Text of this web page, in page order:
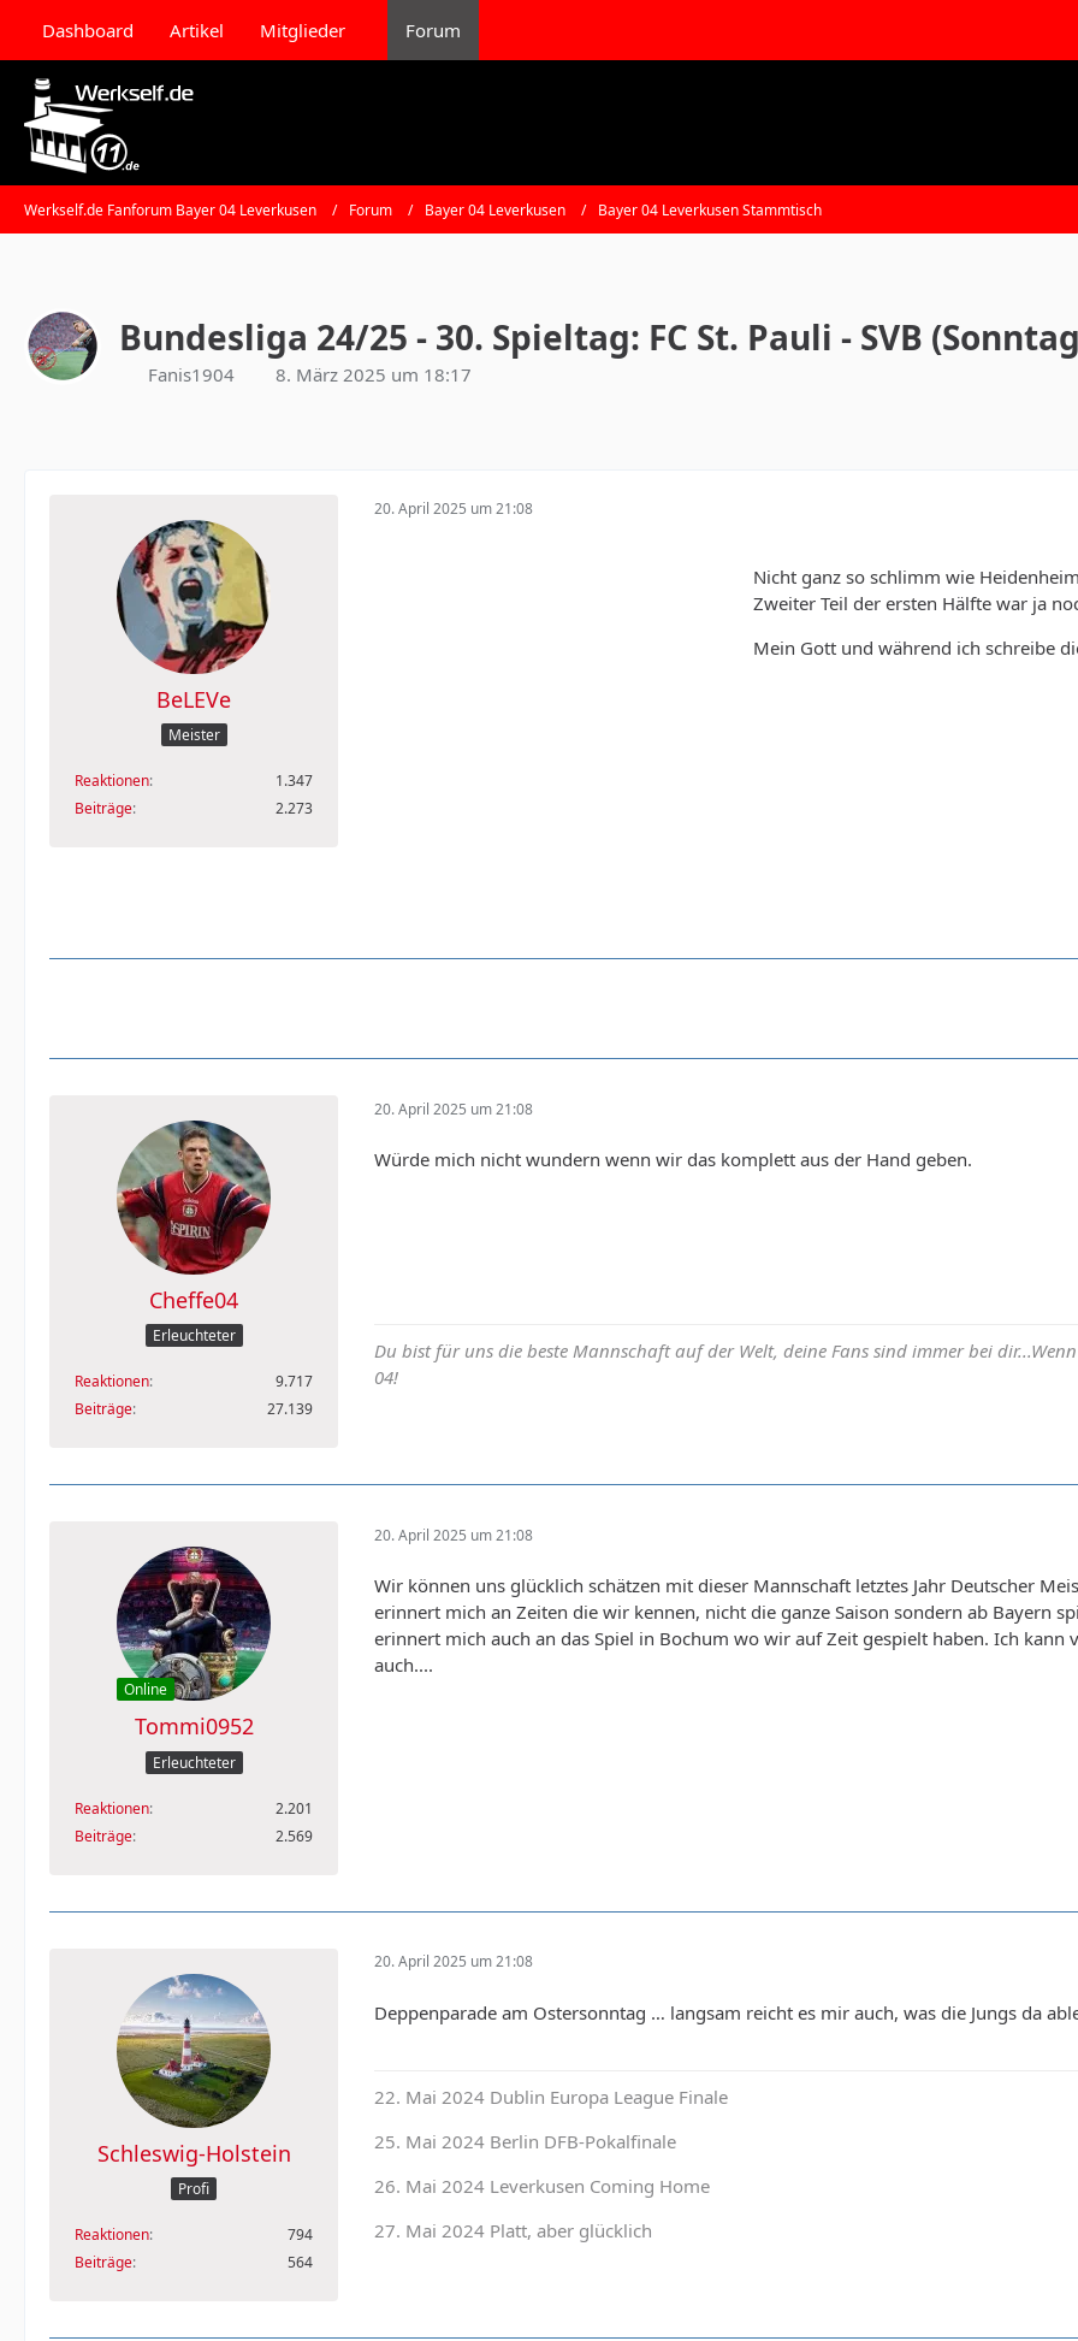
Dashboard Artikel Mitglieder Forum
Werkself.de Fanforum Bayer 04 Leverkusen Forum Bayer 04 Leverkusen Bayer 04 Leverkusen Stammtisch
Bundesliga 24/25 - 30. Spieltag: FC St. Pauli - SVB
Fanis1904 8. März 2025 um 18:17
BeLEVe
Meister
Reaktionen
1.347
Beiträge
2.273
20. April 2025 um 21:08
Nicht ganz so schlimm wie
Zweiter Teil der ersten Hälfte war ja
Mein Gott und während ich schreibe
Cheffe04
Erleuchteter
Reaktionen
9.717
Beiträge
27.139
20. April 2025 um 21:08
Würde mich nicht wundern wenn wir das komplett aus der Hand geben.
Du bist für uns die beste Mannschaft auf der Welt, deine Fans sind immer bei
04!
Online
Tommi0952
Erleuchteter
Reaktionen
2.201
Beiträge
2.569
20. April 2025 um 21:08
Wir können uns glücklich schätzen mit dieser Mannschaft letztes Jahr Deutscher
erinnert mich an Zeiten die wir kennen, nicht die ganze Saison sondern ab Bayern
erinnert mich auch an das Spiel in Bochum wo wir auf Zeit gespielt haben. Ich kann
auch....
Schleswig-Holstein
Profi
Reaktionen
794
Beiträge
564
20. April 2025 um 21:08
Deppenparade am Ostersonntag … langsam reicht es mir auch, was die Jungs da
22. Mai 2024 Dublin Europa League Finale
25. Mai 2024 Berlin DFB-Pokalfinale
26. Mai 2024 Leverkusen Coming Home
27. Mai 2024 Platt, aber glücklich